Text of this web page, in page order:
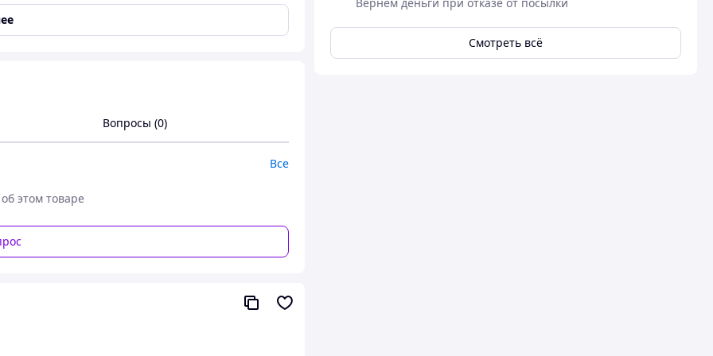
Смотреть всё
Вопросы (0)
Все
этом товаре